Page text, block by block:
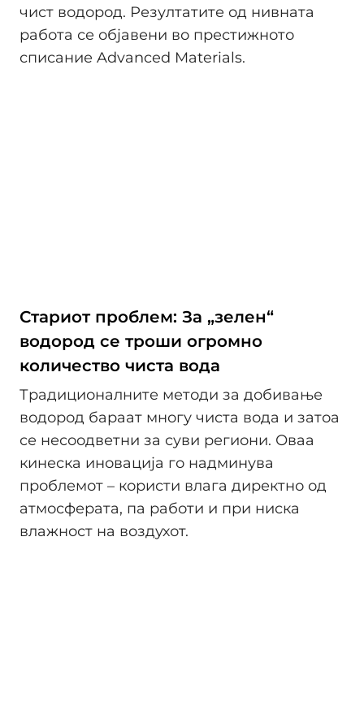
чист водород. Резултатите од нивната
работа се објавени во престижното
списание Advanced Materials.
Стариот проблем: За „зелен“
водород се троши огромно
количество чиста вода
Традиционалните методи за добивање
водород бараат многу чиста вода и затоа
се несоодветни за суви региони. Оваа
кинеска иновација го надминува
проблемот – користи влага директно од
атмосферата, па работи и при ниска
влажност на воздухот.